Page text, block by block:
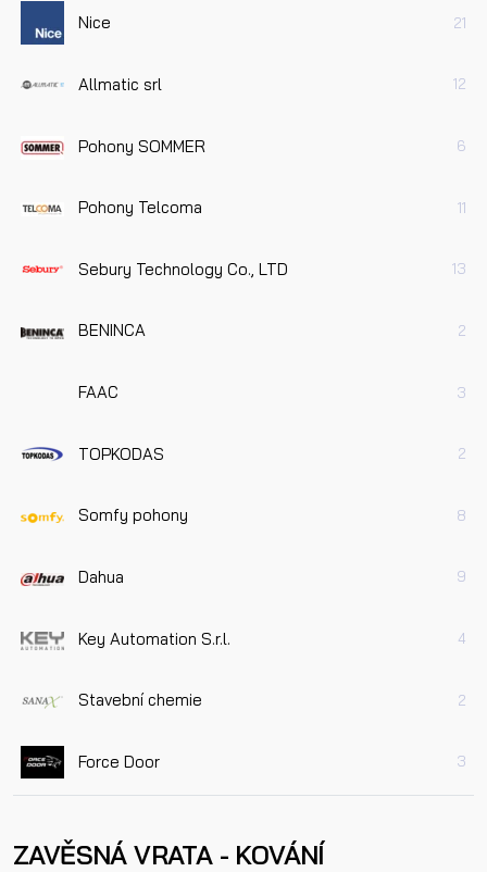
Nice 21
Allmatic srl 12
Pohony SOMMER 6
Pohony Telcoma 11
Sebury Technology Co., LTD 13
BENINCA 2
FAAC 3
TOPKODAS 2
Somfy pohony 8
Dahua 9
Key Automation S.r.l. 4
Stavební chemie 2
Force Door 3
ZAVĚSNÁ VRATA - KOVÁNÍ